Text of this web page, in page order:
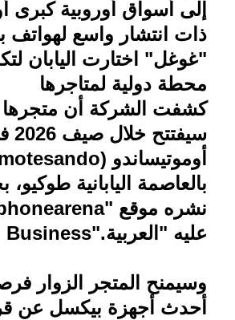
إلى أسواق أوروبية كبرى
ذات انتشار واسع لهواتف
"غوغل" اختارت اليابان
محطة دولية لمتاجرها
كشفت الشركة أن متجرها
أوموتيساندو
بالعاصمة اليابانية
نشره موقع
عليه "العربيةBusiness".
وسيمنح المتجر الزوار
أحدث أجهزة بيكسل عن